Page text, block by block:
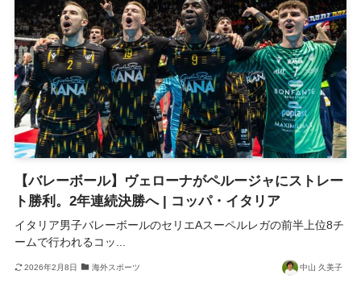
【バレーボール】ヴェローナがペルージャにストレー
ト勝利。2年連続決勝へ | コッパ・イタリア
イタリア男子バレーボールのセリエAスーペルレガの前半上位8チ
ームで行われるコッ...
2026年2月8日 海外スポーツ 中山 久美子